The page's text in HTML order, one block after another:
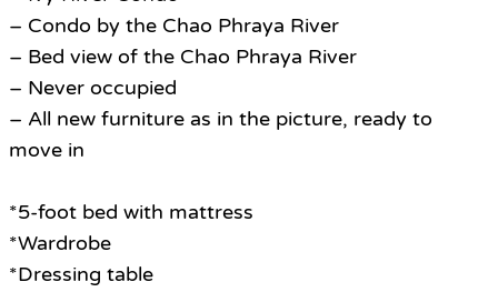
– Condo by the Chao Phraya River
– Bed view of the Chao Phraya River
– Never occupied
– All new furniture as in the picture, ready to
move in
*5-foot bed with mattress
*Wardrobe
*Dressing table